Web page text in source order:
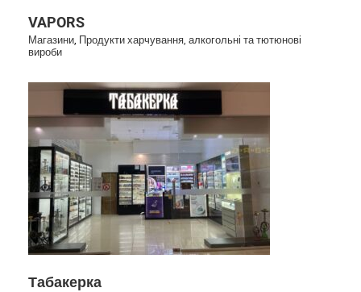
VAPORS
Магазини, Продукти харчування, алкогольні та тютюнові
вироби
Табакерка
Табакерка